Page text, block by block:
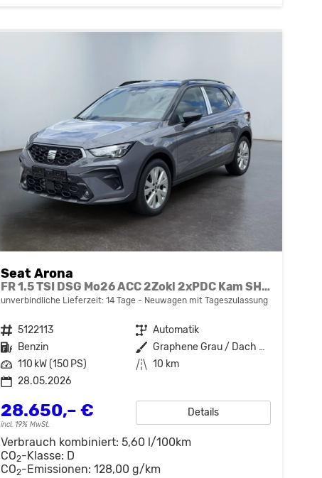
Seat Arona
FR 1.5 TSI DSG Mo26 ACC 2Zokl 2xPDC Kam SHZ Full Link
unverbindliche Lieferzeit: 14 Tage Neuwagen mit Tageszulassung
Fahrzeugnr. 5122113 Getriebe Automatik
Kraftstoff Benzin Außenfarbe
Graphene Grau / Dach Schwarz
Leistung 110 kW (150 PS) Kilometerstand 10 km
28.05.2026
28.650,– €
incl. 19% MwSt.
Details
Verbrauch kombiniert: 5,60 l/100km
CO2-Klasse: D
CO2-Emissionen: 128,00 g/km